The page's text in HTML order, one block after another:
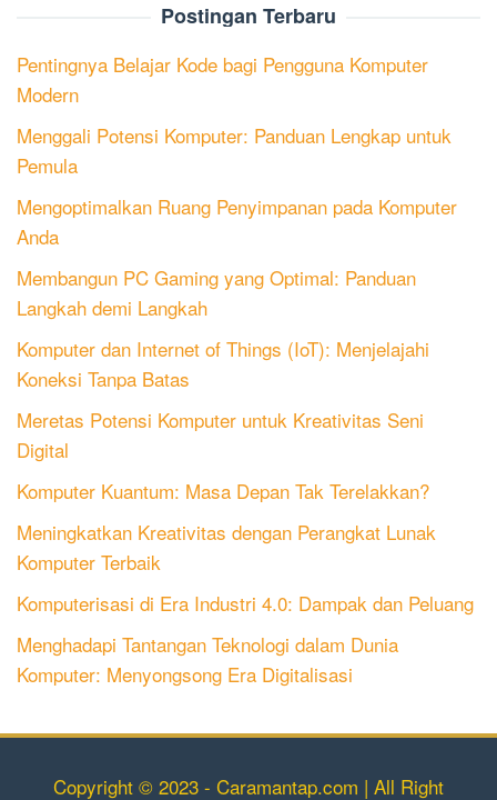
Postingan Terbaru
Pentingnya Belajar Kode bagi Pengguna Komputer
Modern
Menggali Potensi Komputer: Panduan Lengkap untuk
Pemula
Mengoptimalkan Ruang Penyimpanan pada Komputer
Anda
Membangun PC Gaming yang Optimal: Panduan
Langkah demi Langkah
Komputer dan Internet of Things (IoT): Menjelajahi
Koneksi Tanpa Batas
Meretas Potensi Komputer untuk Kreativitas Seni
Digital
Komputer Kuantum: Masa Depan Tak Terelakkan?
Meningkatkan Kreativitas dengan Perangkat Lunak
Komputer Terbaik
Komputerisasi di Era Industri 4.0: Dampak dan Peluang
Menghadapi Tantangan Teknologi dalam Dunia
Komputer: Menyongsong Era Digitalisasi
Copyright © 2023 - Caramantap.com | All Right